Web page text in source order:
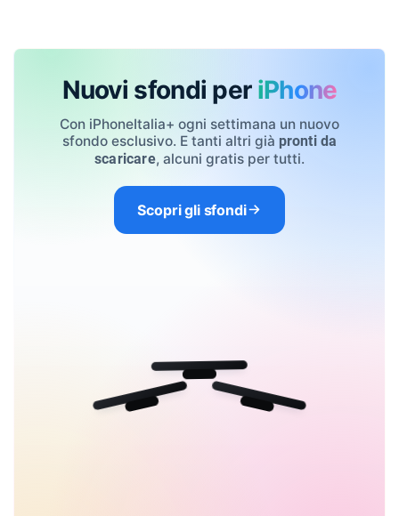
Nuovi sfondi per iPhone
Con iPhoneItalia+ ogni settimana un nuovo
sfondo esclusivo. E tanti altri già pronti da
scaricare, alcuni gratis per tutti.
Scopri gli sfondi